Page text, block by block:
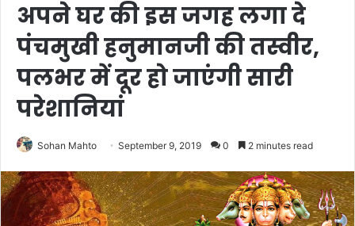
अपने घर की इस जगह लगा दे
पंचमुखी हनुमानजी की तस्वीर,
पलभर में दूर हो जाएंगी सारी
परेशानियां
Sohan Mahto September 9, 2019 0 2 minutes read